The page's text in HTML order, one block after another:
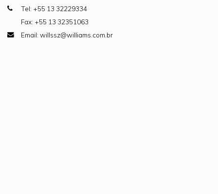
Tel: +55 13 32229334
Fax: +55 13 32351063
Email: willssz@williams.com.br